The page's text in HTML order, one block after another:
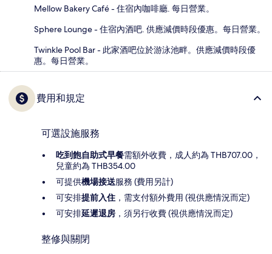
Mellow Bakery Café - 住宿內咖啡廳. 每日營業。
Sphere Lounge - 住宿內酒吧. 供應減價時段優惠。每日營業。
Twinkle Pool Bar - 此家酒吧位於游泳池畔。供應減價時段優
惠。每日營業。
費用和規定
可選設施服務
吃到飽自助式早餐需額外收費，成人約為 THB707.00，
兒童約為 THB354.00
可提供機場接送服務 (費用另計)
可安排提前入住 ，需支付額外費用 (視供應情況而定)
可安排延遲退房 ，須另行收費 (視供應情況而定)
整修與關閉